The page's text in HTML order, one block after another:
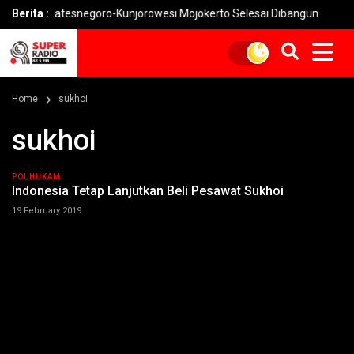
Berita :
Watesnegoro-Kunjorowesi Mojokerto Selesai Dibangun
Home sukhoi
sukhoi
POLHUKAM
Indonesia Tetap Lanjutkan Beli Pesawat Sukhoi
19 February 2019